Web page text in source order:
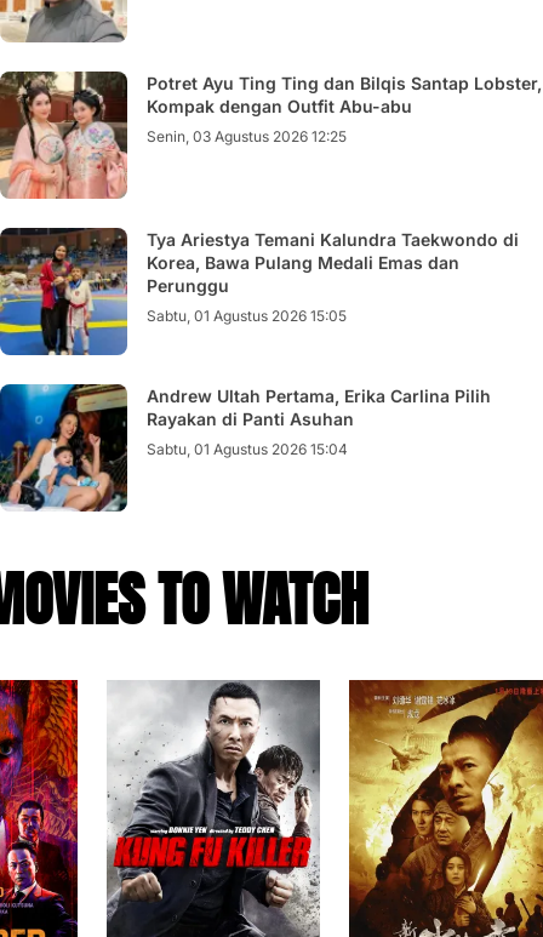
Potret Ayu Ting Ting dan Bilqis Santap Lobster,
Kompak dengan Outfit Abu-abu
Senin, 03 Agustus 2026 12:25
Tya Ariestya Temani Kalundra Taekwondo di
Korea, Bawa Pulang Medali Emas dan
Perunggu
Sabtu, 01 Agustus 2026 15:05
Andrew Ultah Pertama, Erika Carlina Pilih
Rayakan di Panti Asuhan
Sabtu, 01 Agustus 2026 15:04
TO WATCH